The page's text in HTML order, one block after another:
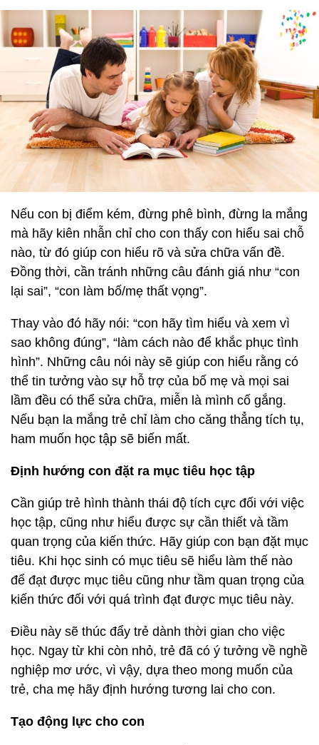
Nếu con bị điểm kém, đừng phê bình, đừng la mắng
mà hãy kiên nhẫn chỉ cho con thấy con hiểu sai chỗ
nào, từ đó giúp con hiểu rõ và sửa chữa vấn đề.
Đồng thời, cần tránh những câu đánh giá như “con
lại sai”, “con làm bố/mẹ thất vọng”.
Thay vào đó hãy nói: “con hãy tìm hiểu và xem vì
sao không đúng”, “làm cách nào để khắc phục tình
hình”. Những câu nói này sẽ giúp con hiểu rằng có
thể tin tưởng vào sự hỗ trợ của bố mẹ và mọi sai
lầm đều có thể sửa chữa, miễn là mình cố gắng.
Nếu bạn la mắng trẻ chỉ làm cho căng thẳng tích tụ,
ham muốn học tập sẽ biến mất.
Định hướng con đặt ra mục tiêu học tập
Cần giúp trẻ hình thành thái độ tích cực đối với việc
học tập, cũng như hiểu được sự cần thiết và tầm
quan trọng của kiến thức. Hãy giúp con bạn đặt mục
tiêu. Khi học sinh có mục tiêu sẽ hiểu làm thế nào
để đạt được mục tiêu cũng như tầm quan trọng của
kiến thức đối với quá trình đạt được mục tiêu này.
Điều này sẽ thúc đẩy trẻ dành thời gian cho việc
học. Ngay từ khi còn nhỏ, trẻ đã có ý tưởng về nghề
nghiệp mơ ước, vì vậy, dựa theo mong muốn của
trẻ, cha mẹ hãy định hướng tương lai cho con.
Tạo động lực cho con